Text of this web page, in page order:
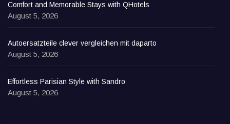
Comfort and Memorable Stays with QHotels
August 5, 2026
Autoersatzteile clever vergleichen mit daparto
August 5, 2026
Effortless Parisian Style with Sandro
August 5, 2026